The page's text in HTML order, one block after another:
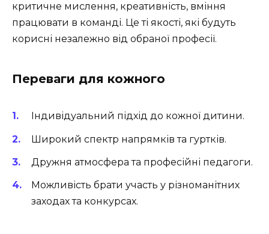
критичне мислення, креативність, вміння
працювати в команді. Це ті якості, які будуть
корисні незалежно від обраної професії.
Переваги для кожного
Індивідуальний підхід до кожної дитини.
Широкий спектр напрямків та гуртків.
Дружня атмосфера та професійні педагоги.
Можливість брати участь у різноманітних
заходах та конкурсах.